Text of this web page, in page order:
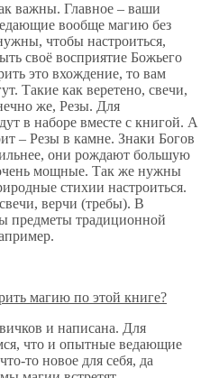
важны. Главное – ваши
вообще магию без
чтобы настроиться,
своё восприятие Божьего
это вхождение, то вам
Такие как веретено, свечи,
же, Резы. Для
в наборе вместе с книгой. А
– Резы в камне. Знаки Богов
они рождают большую
мощные. Так же нужны
стихии настроиться.
верчи (требы). В
предметы традиционной
магию по этой книге?
и написана. Для
что и опытные ведающие
то новое для себя, да